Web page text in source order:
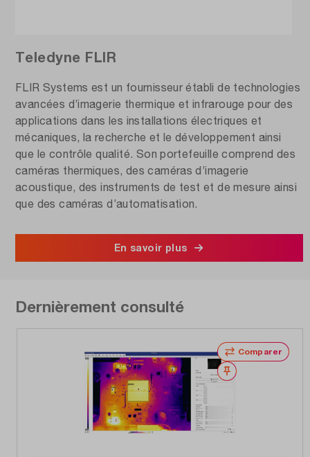
Teledyne FLIR
FLIR Systems est un fournisseur établi de technologies
avancées d’imagerie thermique et infrarouge pour des
applications dans les installations électriques et
mécaniques, la recherche et le développement ainsi
que le contrôle qualité. Son portefeuille comprend des
caméras thermiques, des caméras d’imagerie
acoustique, des instruments de test et de mesure ainsi
que des caméras d’automatisation.
En savoir plus
Dernièrement consulté
Comparer
Noter